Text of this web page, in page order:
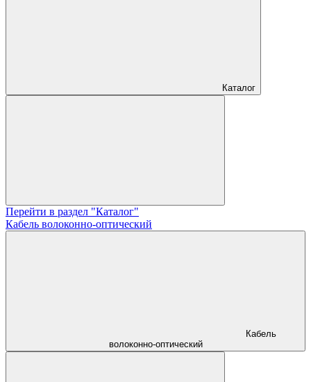
Каталог
Перейти в раздел "Каталог"
Кабель волоконно-оптический
Кабель
волоконно-оптический